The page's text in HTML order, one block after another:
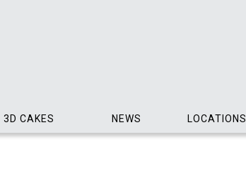
3D CAKES NEWS LOCATIONS